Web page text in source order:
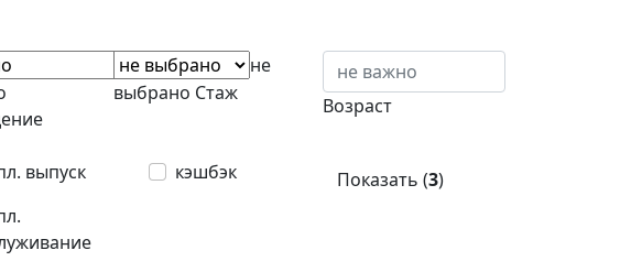
не
выбрано Стаж
Возраст
выпуск
кэшбэк Показать (3)